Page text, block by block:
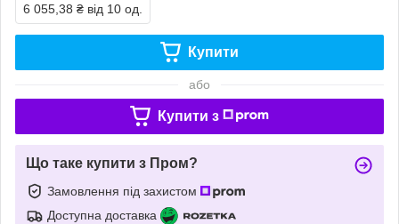
6 055,38 ₴ від 10 од.
Купити
або
Купити з
Що таке купити з Пром?
Замовлення під захистом
Доступна доставка